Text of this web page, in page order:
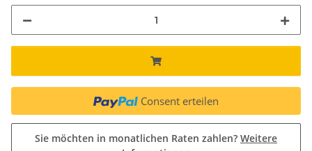
Consent erteilen
Sie möchten in monatlichen Raten zahlen? Weitere